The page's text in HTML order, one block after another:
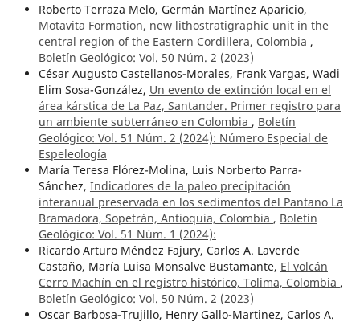
Roberto Terraza Melo, Germán Martínez Aparicio,
Motavita Formation, new lithostratigraphic unit in the
central region of the Eastern Cordillera, Colombia ,
Boletín Geológico: Vol. 50 Núm. 2 (2023)
César Augusto Castellanos-Morales, Frank Vargas, Wadi
Elim Sosa-González, Un evento de extinción local en el
área kárstica de La Paz, Santander. Primer registro para
un ambiente subterráneo en Colombia , Boletín
Geológico: Vol. 51 Núm. 2 (2024): Número Especial de
Espeleología
María Teresa Flórez-Molina, Luis Norberto Parra-
Sánchez, Indicadores de la paleo precipitación
interanual preservada en los sedimentos del Pantano La
Bramadora, Sopetrán, Antioquia, Colombia , Boletín
Geológico: Vol. 51 Núm. 1 (2024):
Ricardo Arturo Méndez Fajury, Carlos A. Laverde
Castaño, María Luisa Monsalve Bustamante, El volcán
Cerro Machín en el registro histórico, Tolima, Colombia ,
Boletín Geológico: Vol. 50 Núm. 2 (2023)
Oscar Barbosa-Trujillo, Henry Gallo-Martinez, Carlos A.